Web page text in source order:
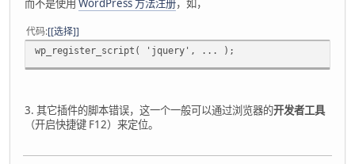
而不是使用 WordPress 方法注册，如，
代码 [选择]
wp_register_script( 'jquery', ... );
3. 其它插件的脚本错误，这一个一般可以通过浏览器的开发者工具
（开启快捷键 F12）来定位。